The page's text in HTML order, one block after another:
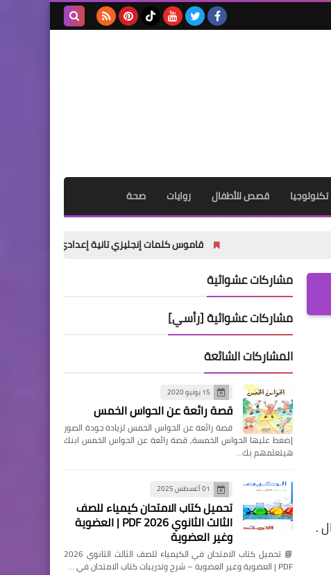
تكنولوجيا قصص للأطفال روايات صحة
قاموس كلمات إنجليزي تانية إعدادي 2027 الناطق | اسمع النطق الصحيح لجميع كلمات المنهج
مشاركات عشوائية
مشاركات عشوائية [رأسي]
المشاركات الشائعة
15 يونيو 2020
قصة رائعة عن الحواس الخمس
قصة رائعة عن الحواس الخمس لزيادة جودة الصور
إضغط عليها الحواس الخمسة, قصة رائعة عن الحواس الخمس ابنك
هيتعلمهم بك…
01 أغسطس 2025
تحميل كتاب الامتحان كيمياء للصف
الثالث الثانوي 2026 PDF | العضوية
وغير العضوية
📘 تحميل كتاب الامتحان في الكيمياء للصف الثالث الثانوي 2026
PDF | العضوية وغير العضوية – شرح وتدريبات كتاب الامتحان في …